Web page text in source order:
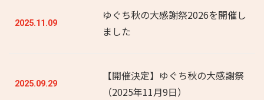
2025.11.09
ゆぐち秋の大感謝祭2026を開催し
ました
2025.09.29
【開催決定】ゆぐち秋の大感謝祭
（2025年11月9日）